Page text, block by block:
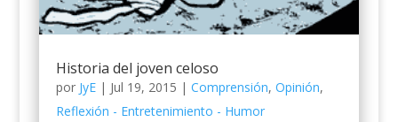
Historia del joven celoso
por JyE| Jul 19, 2015 | Comprensión, Opinión,
Reflexión - Entretenimiento - Humor